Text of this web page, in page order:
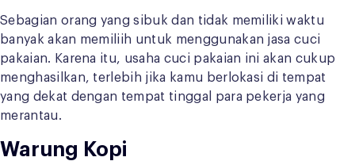
Sebagian orang yang sibuk dan tidak memiliki waktu
banyak akan memiliih untuk menggunakan jasa cuci
pakaian. Karena itu, usaha cuci pakaian ini akan cukup
menghasilkan, terlebih jika kamu berlokasi di tempat
yang dekat dengan tempat tinggal para pekerja yang
merantau.
Warung Kopi